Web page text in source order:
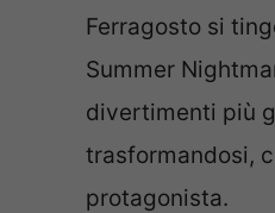
Ferragosto si
Summer
divertimenti più
trasformandosi,
protagonista.